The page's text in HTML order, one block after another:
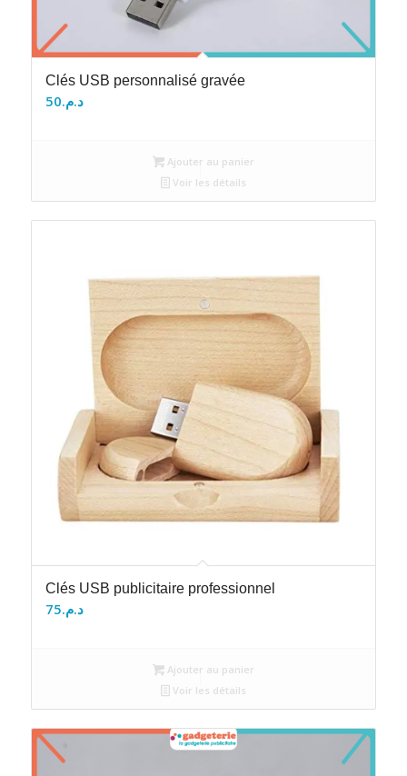
Clés USB personnalisé gravée
د.م.50
Ajouter au panier
Voir les détails
Clés USB publicitaire professionnel
د.م.75
Ajouter au panier
Voir les détails